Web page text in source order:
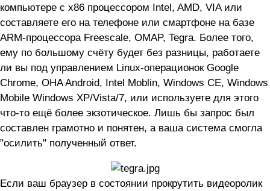
компьютере с x86 процессором Intel, AMD, VIA или
составляете его на телефоне или смартфоне на базе
ARM-процессора Freescale, OMAP, Tegra. Более того,
ему по большому счёту будет без разницы, работаете
ли вы под управлением Linux-операционок Google
Chrome, OHA Android, Intel Moblin, Windows CE, Windows
Mobile Windows XP/Vista/7, или используете для этого
что-то ещё более экзотическое. Лишь бы запрос был
составлен грамотно и понятен, а ваша система смогла
"осилить" полученный ответ.
Если ваш браузер в состоянии прокрутить видеоролик